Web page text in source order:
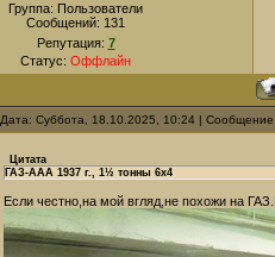
Группа: Пользователи
Сообщений: 131
Репутация: 7
Статус: Оффлайн
Дата: Суббота, 18.10.2025, 10:24 |
Цитата
ГАЗ-ААА 1937 г., 1½ тонны 6х4
Если честно,на мой вгляд,не похожи на